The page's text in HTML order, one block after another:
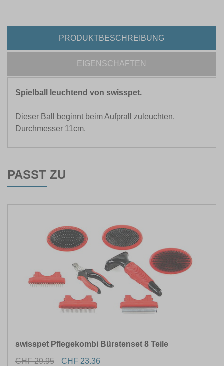
PRODUKTBESCHREIBUNG
EIGENSCHAFTEN
Spielball leuchtend von swisspet.
Dieser Ball beginnt beim Aufprall zuleuchten.
Durchmesser 11cm.
PASST ZU
swisspet Pflegekombi Bürstenset 8 Teile
CHF 29.95
CHF 23.36